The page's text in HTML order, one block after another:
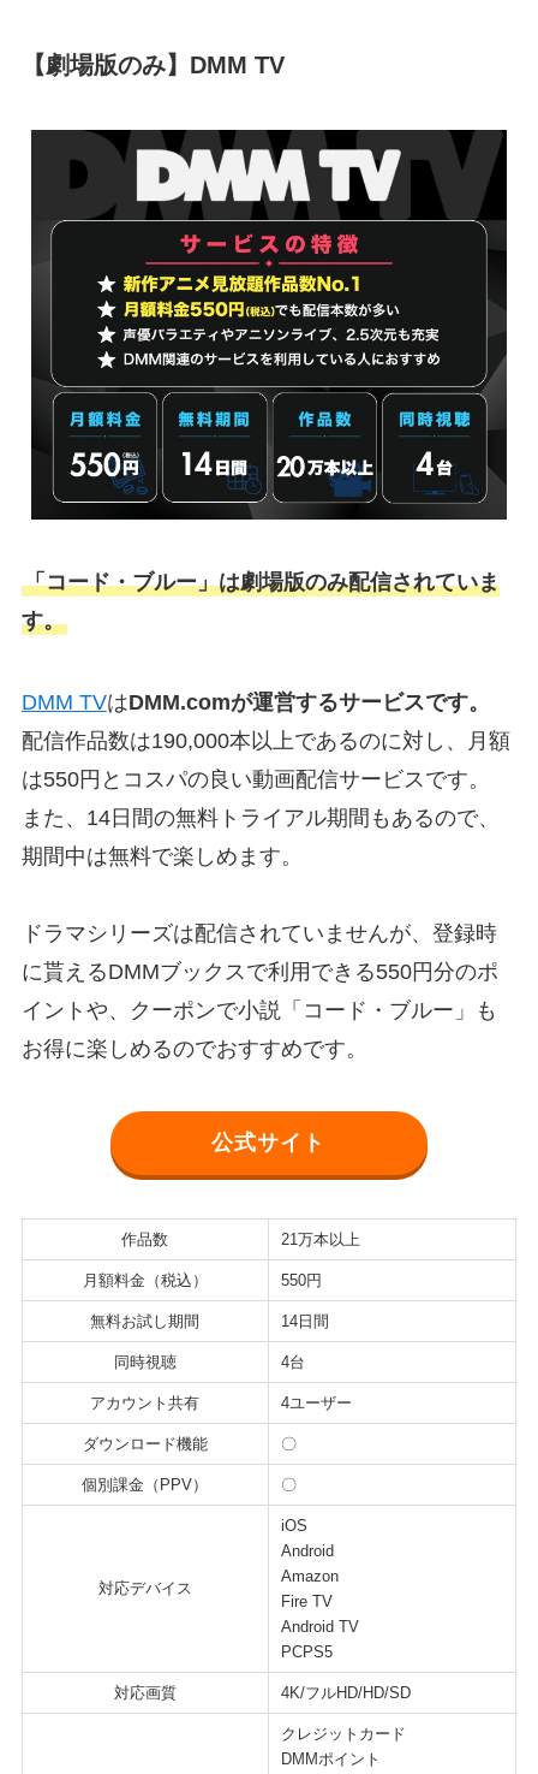
【劇場版のみ】DMM TV
「コード・ブルー」は劇場版のみ配信されていま
す。
DMM TVはDMM.comが運営するサービスです。
配信作品数は190,000本以上であるのに対し、月額
は550円とコスパの良い動画配信サービスです。
また、14日間の無料トライアル期間もあるので、
期間中は無料で楽しめます。
ドラマシリーズは配信されていませんが、登録時
に貰えるDMMブックスで利用できる550円分のポ
イントや、クーポンで小説「コード・ブルー」も
お得に楽しめるのでおすすめです。
公式サイト
作品数 21万本以上
月額料金（税込） 550円
無料お試し期間 14日間
同時視聴 4台
アカウント共有 4ユーザー
ダウンロード機能 〇
個別課金（PPV） 〇
対応デバイス
iOS
Android
Amazon
Fire TV
Android TV
PCPS5
対応画質 4K/フルHD/HD/SD
クレジットカード
DMMポイント